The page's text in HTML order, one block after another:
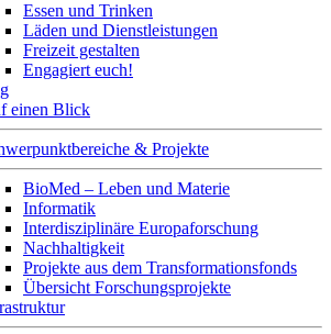
Essen und Trinken
Läden und Dienstleistungen
Freizeit gestalten
Engagiert euch!
einen Blick
& Projekte
BioMed – Leben und Materie
Informatik
Interdisziplinäre Europaforschung
Nachhaltigkeit
Projekte aus dem Transformationsfonds
Übersicht Forschungsprojekte